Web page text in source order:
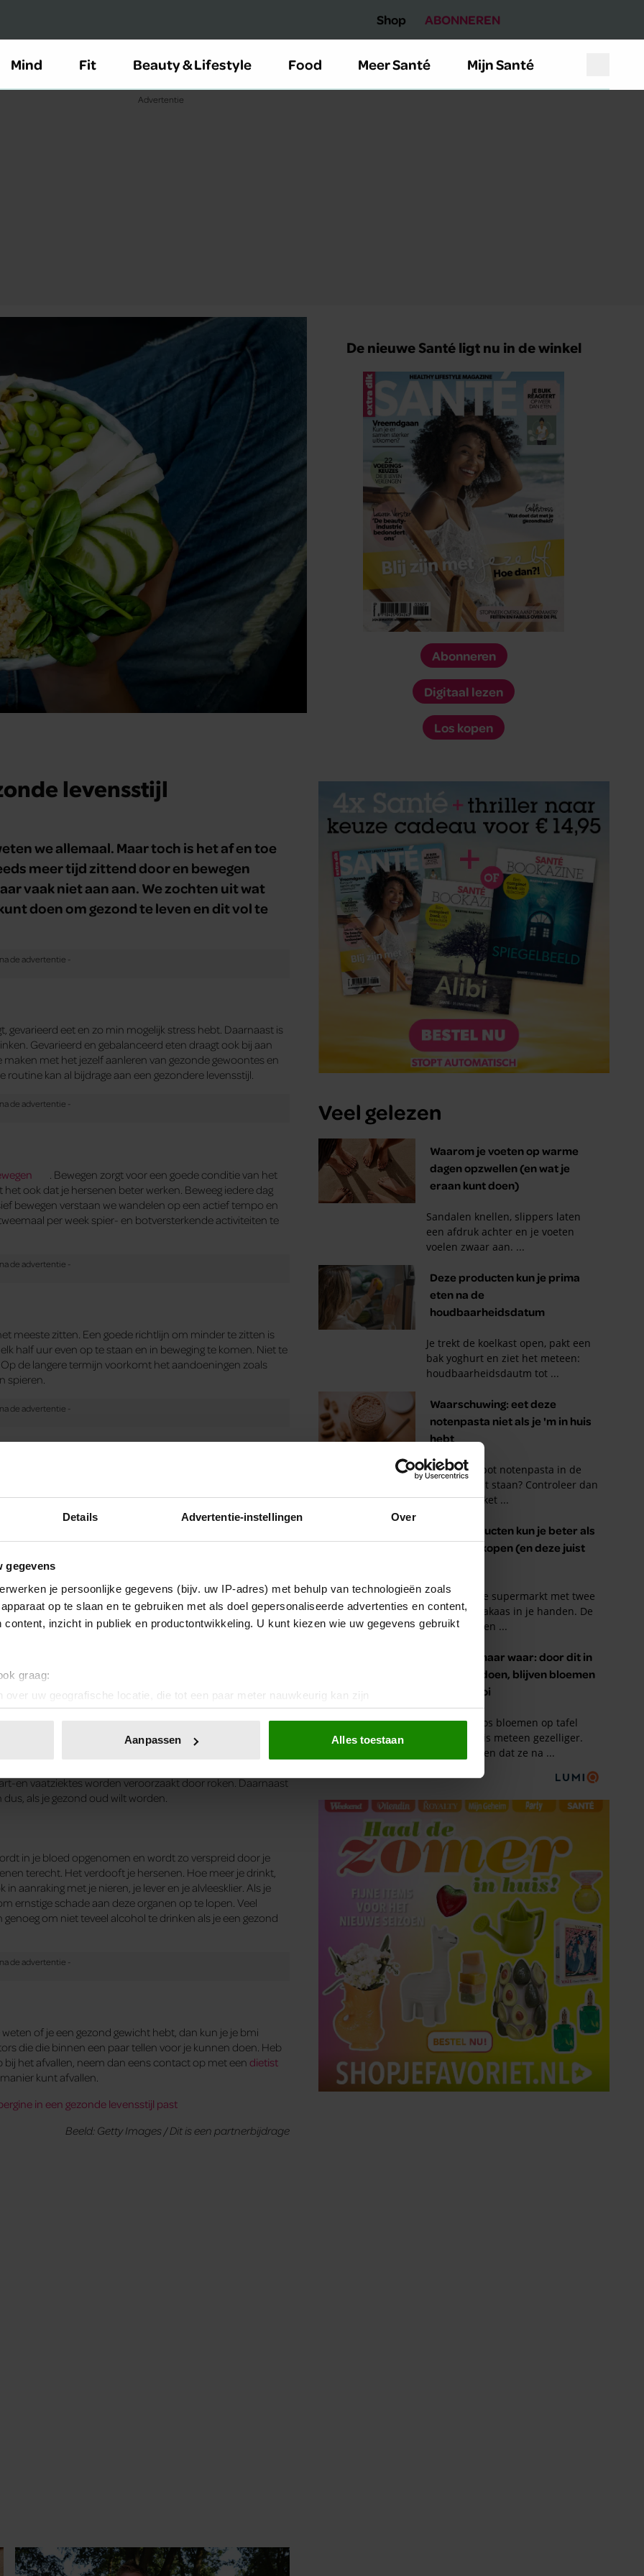
Details Advertentie-instellingen Over
gegevens
je persoonlijke gegevens (bijv. uw IP-adres) met behulp van technologieën zoals
op te slaan en te gebruiken met als doel gepersonaliseerde advertenties en content,
content, inzicht in publiek en productontwikkeling. U kunt kiezen wie uw gegevens gebruikt
graag:
over uw geografische locatie, die tot een paar meter nauwkeurig kan zijn
door het actief te scannen op specifieke eigenschappen (fingerprinting)
of intrekken in de Cookieverklaring.
en advertenties te personaliseren, om functies voor social media te bieden en om ons
Ook delen we informatie over uw gebruik van onze site met onze partners voor social
Deze partners kunnen deze gegevens combineren met andere informatie die u aan ze heeft
op basis van uw gebruik van hun services. U gaat akkoord met onze cookies als u
Aanpassen Alles toestaan
Shop ABONNEREN
Mind Fit Beauty & Lifestyle Food Meer Santé Mijn Santé
levensstijl
we allemaal. Maar toch is het af en toe
meer tijd zittend door en bewegen
vaak niet aan aan. We zochten uit wat
doen om gezond te leven en dit vol te
eet en zo min mogelijk stress hebt. Daarnaast is
Gevarieerd en gebalanceerd eten draagt ook bij aan
met het jezelf aanleren van gezonde gewoontes en
kan al bijdrage aan een gezondere levensstijl.
. Bewegen zorgt voor een goede conditie van het
ook dat je hersenen beter werken. Beweeg iedere dag
bewegen verstaan we wandelen op een actief tempo en
per week spier- en botversterkende activiteiten te
meeste zitten. Een goede richtlijn om minder te zitten is
half uur even op te staan en in beweging te komen. Niet te
de langere termijn voorkomt het aandoeningen zoals
spieren.
eet. Eet bij voorkeur plantaardige en verse producten die
en 250 gram fruit. Kies voor volkoren producten,
vruchtensappen. Hier zit enorm veel suiker in. Eet een
vlees en eet of drink enkele porties zuivel per dag.
verwerken je hersenen de indrukken van de dag.
lichaam. Over het algemeen is slapen tussen 6,5 tot
is erg belangrijk voor een gezond leven. Maar daarom
die je leuk vindt om te doen.
roken verslechtert je conditie. Het verhoogt de kans op
en vaatziektes worden veroorzaakt door roken. Daarnaast
als je gezond oud wilt worden.
in je bloed opgenomen en wordt zo verspreid door je
terecht. Het verdooft je hersenen. Hoe meer je drinkt,
aanraking met je nieren, je lever en je alvleesklier. Als je
ernstige schade aan deze organen op te lopen. Veel
om niet teveel alcohol te drinken als je een gezond
of je een gezond gewicht hebt, dan kun je je bmi
die die binnen een paar tellen voor je kunnen doen. Heb
het afvallen, neem dan eens contact op met een dietist
kunt afvallen.
in een gezonde levensstijl past
Beeld: Getty Images / Dit is een partnerbijdrage
programmamaker, bekend van onder meer ‘Jinek’,
De nieuwe Santé ligt nu in de winkel
Abonneren
Digitaal lezen
Los kopen